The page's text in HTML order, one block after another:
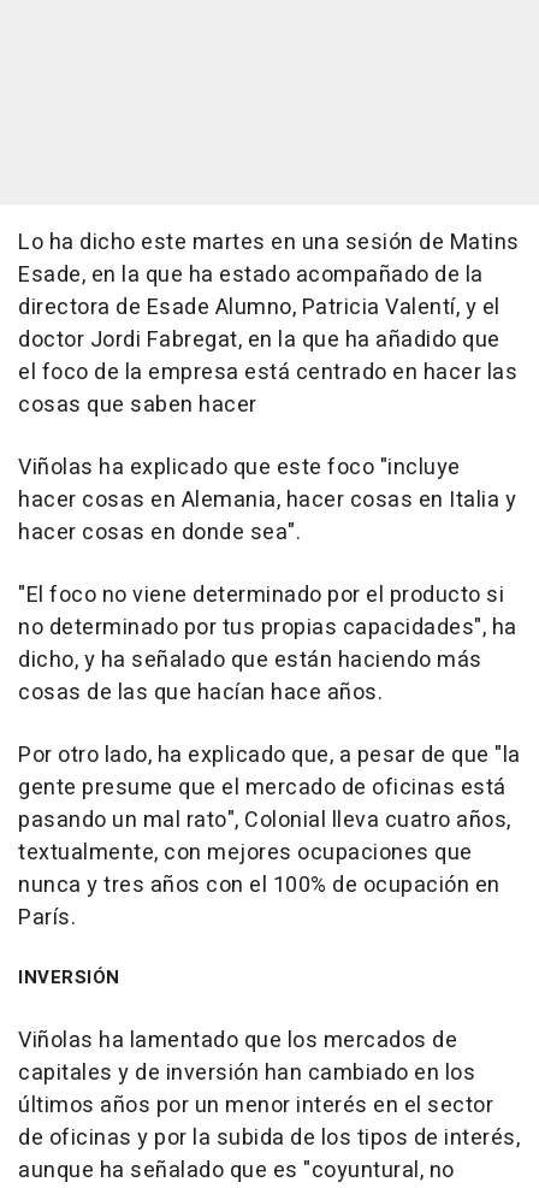
Lo ha dicho este martes en una sesión de Matins
Esade, en la que ha estado acompañado de la
directora de Esade Alumno, Patricia Valentí, y el
doctor Jordi Fabregat, en la que ha añadido que
el foco de la empresa está centrado en hacer las
cosas que saben hacer
Viñolas ha explicado que este foco "incluye
hacer cosas en Alemania, hacer cosas en Italia y
hacer cosas en donde sea".
"El foco no viene determinado por el producto si
no determinado por tus propias capacidades", ha
dicho, y ha señalado que están haciendo más
cosas de las que hacían hace años.
Por otro lado, ha explicado que, a pesar de que "la
gente presume que el mercado de oficinas está
pasando un mal rato", Colonial lleva cuatro años,
textualmente, con mejores ocupaciones que
nunca y tres años con el 100% de ocupación en
París.
INVERSIÓN
Viñolas ha lamentado que los mercados de
capitales y de inversión han cambiado en los
últimos años por un menor interés en el sector
de oficinas y por la subida de los tipos de interés,
aunque ha señalado que es "coyuntural, no